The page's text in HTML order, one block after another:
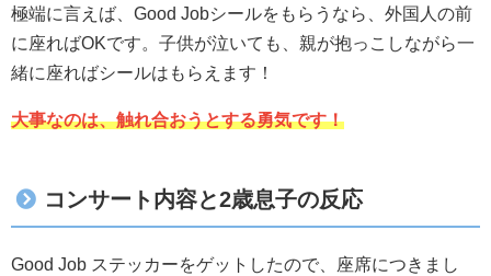
極端に言えば、Good Jobシールをもらうなら、外国人の前
に座ればOKです。子供が泣いても、親が抱っこしながら一
緒に座ればシールはもらえます！
大事なのは、触れ合おうとする勇気です！
コンサート内容と2歳息子の反応
Good Job ステッカーをゲットしたので、座席につきまし